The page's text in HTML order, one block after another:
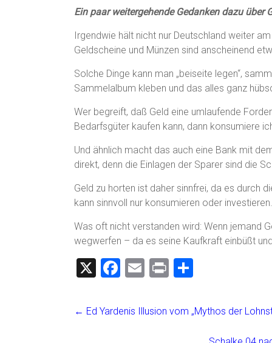
Ein paar weitergehende Gedanken dazu über
Irgendwie hält nicht nur Deutschland weiter
Geldscheine und Münzen sind anscheinend
Solche Dinge kann man „beiseite legen“,
Sammelalbum kleben und das alles ganz
Wer begreift, daß Geld eine umlaufende
Bedarfsgüter kaufen kann, dann konsumiere
Und ähnlich macht das auch eine Bank mit
direkt, denn die Einlagen der Sparer sind die
Geld zu horten ist daher sinnfrei, da es durch
kann sinnvoll nur konsumieren oder investieren.
Was oft nicht verstanden wird: Wenn jemand
wegwerfen – da es seine Kaufkraft einbüßt
X
F
ce
E
ai
Pr
t
e
← Ed Yardenis Illusion vom „Mythos der